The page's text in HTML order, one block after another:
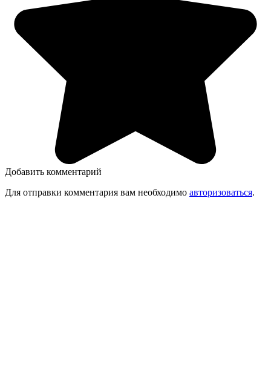
Добавить комментарий
Для отправки комментария вам необходимо авторизоваться.